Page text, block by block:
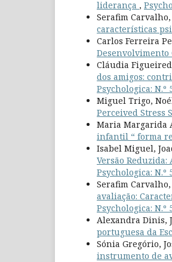
liderança ,
Serafim
características
Carlos Ferreira
Desenvolvimento
Cláudia
dos amigos:
Psychologica: N.º
Miguel Trigo,
Perceived Stress
Maria Margarida
infantil “ forma
Isabel Miguel,
Versão
Psychologica: N.º
Serafim
avaliação:
Psychologica: N.º
Alexandra Dinis,
portuguesa da
Sónia Gregório,
instrumento de